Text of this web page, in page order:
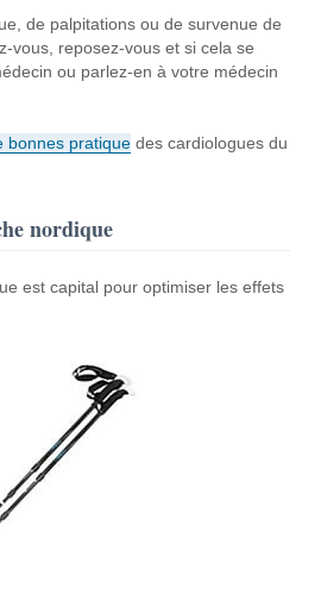
de palpitations ou de survenue de
vous, reposez-vous et si cela se
ou parlez-en à votre médecin
bonnes pratique des cardiologues du
nordique
est capital pour optimiser les effets